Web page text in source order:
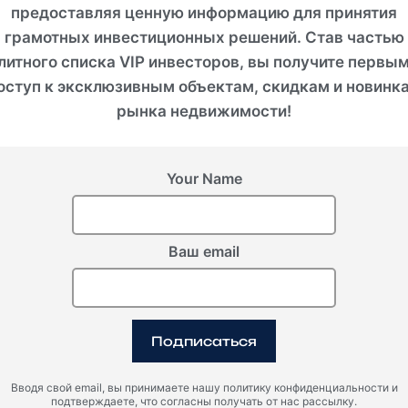
BOLLYWOOD 2 – Вилла у океана
– премиальный район Чангу с современной
Престижные гастрономические рестораны
Сеть кофеен ST ALi
Зеленые рисовые террасы и идеальные волны для
предоставляя ценную информацию для принятия
грамотных инвестиционных решений. Став частью
списка VIP инвесторов, вы получите
к эксклюзивным объектам, скидкам и
рынка недвижимости!
Your Name
Ваш email
Подписаться
Вводя свой email, вы принимаете нашу политику конфиденциальности и
подтверждаете, что согласны получать от нас рассылку.